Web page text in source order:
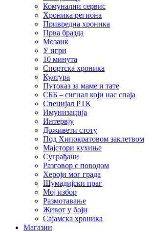
Комунални сервис
Хроника региона
Привредна хроника
Прва бразда
Мозаик
У игри
10 минута
Спортска хроника
Култура
Путоказ за маме и тате
СББ – сигнал који нас спаја
Специјал РТК
Имунизација
Интервју
Доживети стоту
Под Хипократовом заклетвом
Мајстори кухиње
Суграђани
Разговор с поводом
Хероји мог града
Шумадијски праг
Мој избор
Размотавање
Живот у боји
Сајамска хроника
Магазин